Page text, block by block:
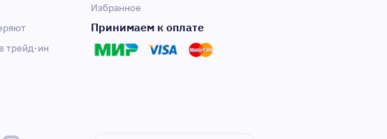
трейд-ин
Избранное
Принимаем к оплате